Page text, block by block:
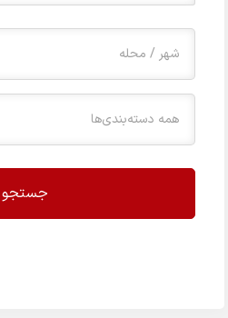
شهر / محله
همه دسته‌بندی‌ها
جستجو